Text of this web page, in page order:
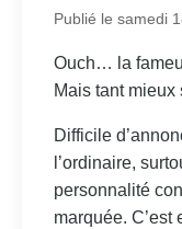
Publié le samedi
Ouch… la
Mais tant mieux
Difficile
l’ordinaire,
personnalité
marquée. C’est